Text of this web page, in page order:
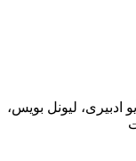
ادبیری، لیونل بویس،